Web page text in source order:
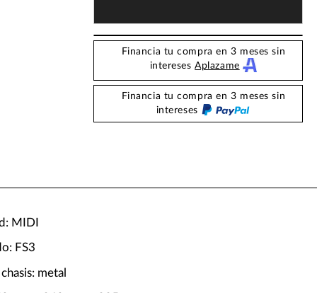
Financia tu compra en 3 meses sin
interesesAplazame
Financia tu compra en 3 meses sin
intereses
MIDI
FS3
metal